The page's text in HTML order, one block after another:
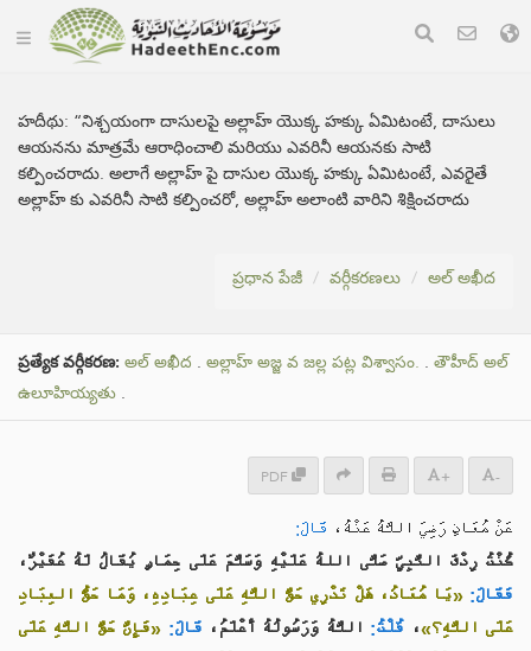
హదీథు: “నిశ్చయంగా దాసులపై అల్లాహ్ యొక్క హక్కు ఏమిటంటే, దాసులు
ఆయనను మాత్రమే ఆరాధించాలి మరియు ఎవరినీ ఆయనకు సాటి
కల్పించరాదు. అలాగే అల్లాహ్ పై దాసుల యొక్క హక్కు ఏమిటంటే, ఎవరైతే
అల్లాహ్ కు ఎవరినీ సాటి కల్పించరో, అల్లాహ్ అలాంటి వారిని శిక్షించరాదు
ప్రధాన పేజీ వర్గీకరణలు అల్ అఖీద
ప్రత్యేక వర్గీకరణ: అల్ అఖీద . అల్లాహ్ అజ్జ వ జల్ల పట్ల విశ్వాసం. . తౌహీద్ అల్
ఉలూహియ్యతు .
PDF + -
عَنْ مُعَاذٍ رَضِيَ اللَّهُ عَنْهُ، قَالَ:
كُنْتُ رِدْفَ النَّبِيِّ صَلَّى اللهُ عَلَيْهِ وَسَلَّمَ عَلَى حِمَارٍ يُقَالُ لَهُ عُفَيْرٌ،
فَقَالَ: «يَا مُعَاذُ، هَلْ تَدْرِي حَقَّ اللَّهِ عَلَى عِبَادِهِ، وَمَا حَقُّ العِبَادِ
عَلَى اللَّهِ؟»، قُلْتُ: اللَّهُ وَرَسُولُهُ أَعْلَمُ، قَالَ: «فَإِنَّ حَقَّ اللَّهِ عَلَى